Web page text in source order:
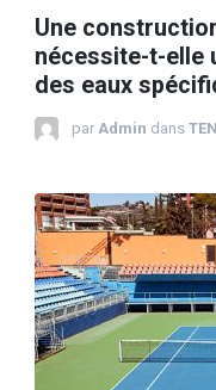
Une
nécessite-t-elle
des eaux
par Admin dans